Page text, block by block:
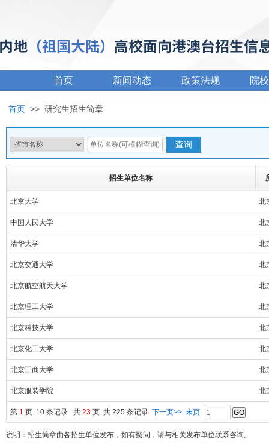
首页 新闻动态 政策法规 院
首页 >> 研究生招生简章
招生单位名称
北京大学 北
中国人民大学 北
清华大学 北
北京交通大学 北
北京航空航天大学 北
北京理工大学 北
北京科技大学 北
北京化工大学 北
北京工商大学 北
北京服装学院 北
第 1 页 10 条记录 共 23 页 共 225 条记录 下一页>> 末页
说明：招生简章由各招生单位发布，如有疑问，请与相关发布单位联系咨询。